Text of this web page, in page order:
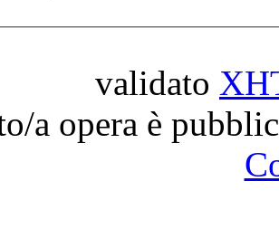
validato
a opera è